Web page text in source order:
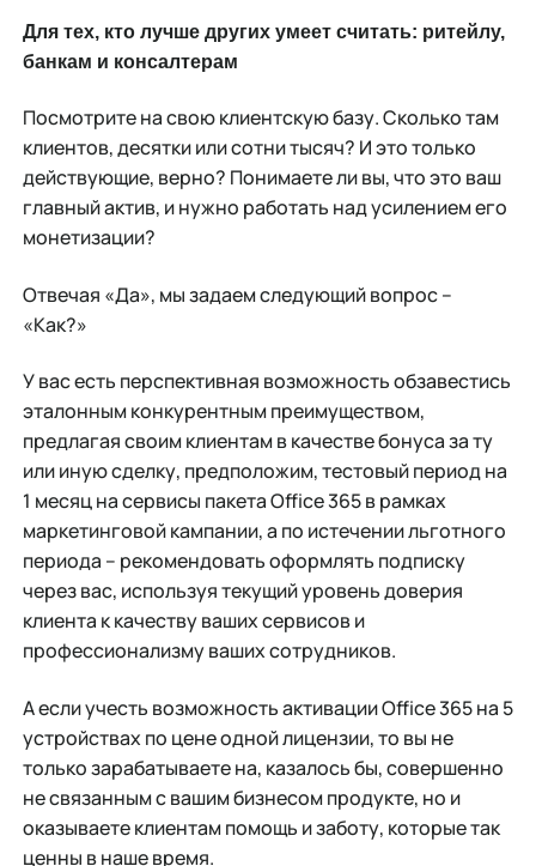
Для тех, кто лучше других умеет считать: ритейлу,
банкам и консалтерам
Посмотрите на свою клиентскую базу. Сколько там
клиентов, десятки или сотни тысяч? И это только
действующие, верно? Понимаете ли вы, что это ваш
главный актив, и нужно работать над усилением его
монетизации?
Отвечая «Да», мы задаем следующий вопрос –
«Как?»
У вас есть перспективная возможность обзавестись
эталонным конкурентным преимуществом,
предлагая своим клиентам в качестве бонуса за ту
или иную сделку, предположим, тестовый период на
1 месяц на сервисы пакета Office 365 в рамках
маркетинговой кампании, а по истечении льготного
периода – рекомендовать оформлять подписку
через вас, используя текущий уровень доверия
клиента к качеству ваших сервисов и
профессионализму ваших сотрудников.
А если учесть возможность активации Office 365 на 5
устройствах по цене одной лицензии, то вы не
только зарабатываете на, казалось бы, совершенно
не связанным с вашим бизнесом продукте, но и
оказываете клиентам помощь и заботу, которые так
ценны в наше время.